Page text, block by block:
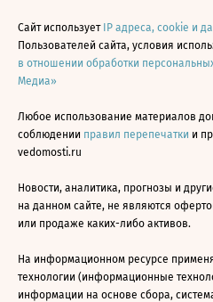
Сайт использует IP адреса, cookie и
Пользователей сайта, условия
в отношении обработки
Медиа»
Любое использование материалов
соблюдении правил перепечатки и
vedomosti.ru
Новости, аналитика, прогнозы и
на данном сайте, не являются
или продаже каких-либо активов.
На информационном ресурсе
технологии (информационные
информации на основе сбора,